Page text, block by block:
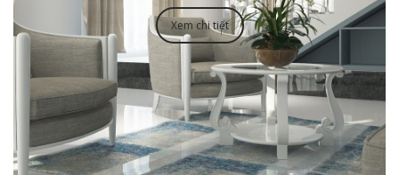
Xem chi tiết